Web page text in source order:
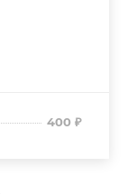
400 ₽